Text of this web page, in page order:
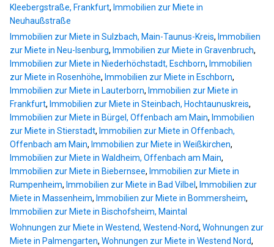
Kleebergstraße, Frankfurt, Immobilien zur Miete in
Neuhaußstraße
Immobilien zur Miete in Sulzbach, Main-Taunus-Kreis, Immobilien
zur Miete in Neu-Isenburg, Immobilien zur Miete in Gravenbruch,
Immobilien zur Miete in Niederhöchstadt, Eschborn, Immobilien
zur Miete in Rosenhöhe, Immobilien zur Miete in Eschborn,
Immobilien zur Miete in Lauterborn, Immobilien zur Miete in
Frankfurt, Immobilien zur Miete in Steinbach, Hochtaunuskreis,
Immobilien zur Miete in Bürgel, Offenbach am Main, Immobilien
zur Miete in Stierstadt, Immobilien zur Miete in Offenbach,
Offenbach am Main, Immobilien zur Miete in Weißkirchen,
Immobilien zur Miete in Waldheim, Offenbach am Main,
Immobilien zur Miete in Biebernsee, Immobilien zur Miete in
Rumpenheim, Immobilien zur Miete in Bad Vilbel , Immobilien zur
Miete in Massenheim, Immobilien zur Miete in Bommersheim,
Immobilien zur Miete in Bischofsheim, Maintal
Wohnungen zur Miete in Westend, Westend-Nord, Wohnungen zur
Miete in Palmengarten, Wohnungen zur Miete in Westend Nord,